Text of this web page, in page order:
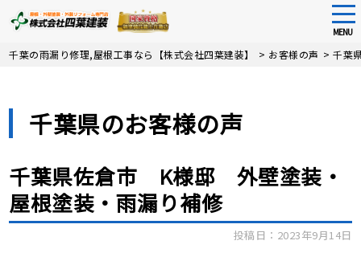
Skip
MENU
千葉の雨漏り修理,屋根工事なら【株式会社四葉建装】 > お客様の声 >千葉
千葉県のお客様の声
千葉県佐倉市 K様邸 外壁塗装・
屋根塗装・雨漏り補修
投稿日：2023年9月14日